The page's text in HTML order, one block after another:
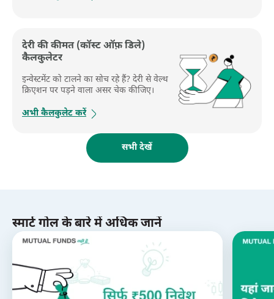
देरी की कीमत (कॉस्ट ऑफ़ डिले)
कैलकुलेटर
इन्वेस्टमेंट को टालने का सोच रहे हैं? देरी से वेल्थ
क्रिएशन पर पड़ने वाला असर चेक कीजिए।
अभी कैलकुलेट करें
सभी देखें
स्मार्ट गोल के बारे में अधिक जानें